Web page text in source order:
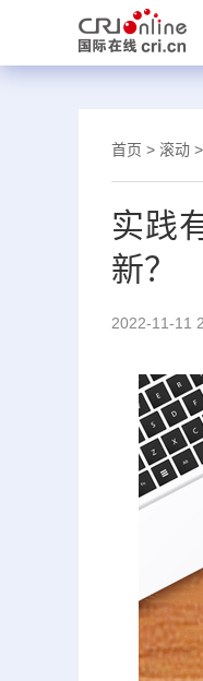
首页 > 滚动
实践
新？
2022-11-11